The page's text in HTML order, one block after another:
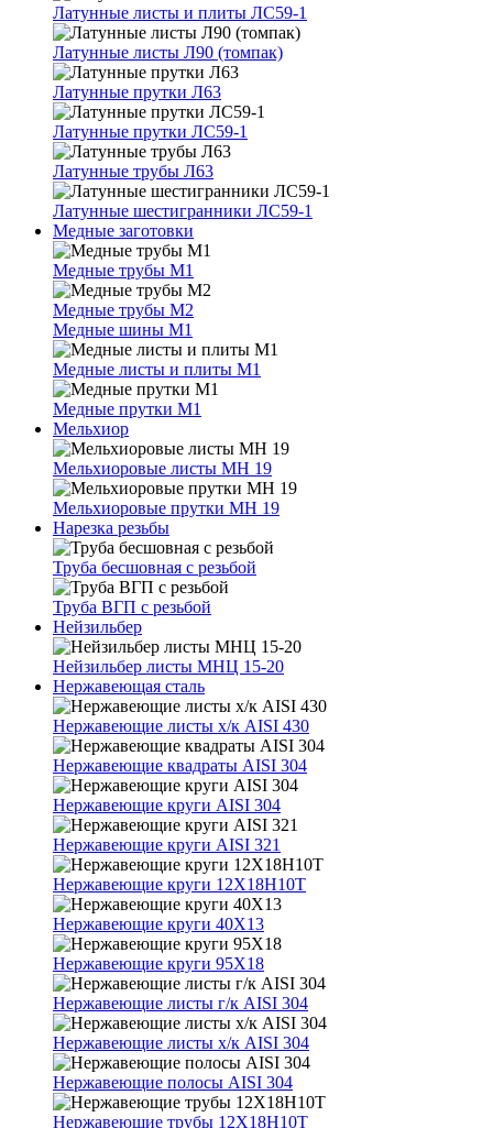
Латунные листы и плиты ЛС59-1
Латунные листы Л90 (томпак)
Латунные прутки Л63
Латунные прутки ЛС59-1
Латунные трубы Л63
Латунные шестигранники ЛС59-1
Медные заготовки
Медные трубы М1
Медные трубы М2
Медные шины М1
Медные листы и плиты М1
Медные прутки М1
Мельхиор
Мельхиоровые листы МН 19
Мельхиоровые прутки МН 19
Нарезка резьбы
Труба бесшовная с резьбой
Труба ВГП с резьбой
Нейзильбер
Нейзильбер листы МНЦ 15-20
Нержавеющая сталь
Нержавеющие листы х/к AISI 430
Нержавеющие квадраты AISI 304
Нержавеющие круги AISI 304
Нержавеющие круги AISI 321
Нержавеющие круги 12Х18Н10Т
Нержавеющие круги 40Х13
Нержавеющие круги 95Х18
Нержавеющие листы г/к AISI 304
Нержавеющие листы х/к AISI 304
Нержавеющие полосы AISI 304
Нержавеющие трубы 12Х18Н10Т